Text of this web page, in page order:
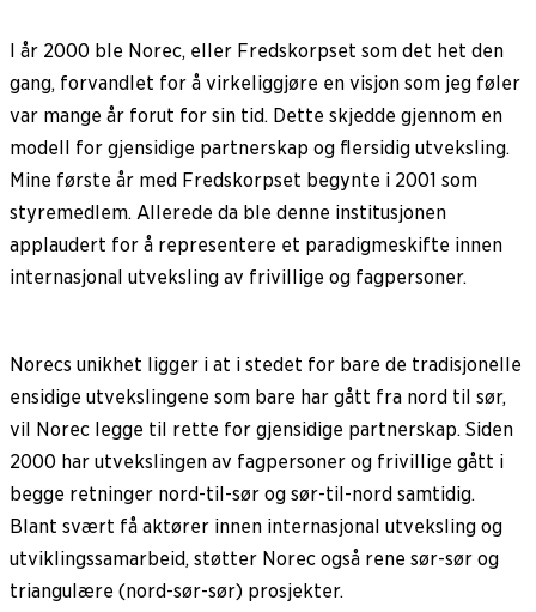
I år 2000 ble Norec, eller Fredskorpset som det het den
gang, forvandlet for å virkeliggjøre en visjon som jeg føler
var mange år forut for sin tid. Dette skjedde gjennom en
modell for gjensidige partnerskap og flersidig utveksling.
Mine første år med Fredskorpset begynte i 2001 som
styremedlem. Allerede da ble denne institusjonen
applaudert for å representere et paradigmeskifte innen
internasjonal utveksling av frivillige og fagpersoner.
Norecs unikhet ligger i at i stedet for bare de tradisjonelle
ensidige utvekslingene som bare har gått fra nord til sør,
vil Norec legge til rette for gjensidige partnerskap. Siden
2000 har utvekslingen av fagpersoner og frivillige gått i
begge retninger nord-til-sør og sør-til-nord samtidig.
Blant svært få aktører innen internasjonal utveksling og
utviklingssamarbeid, støtter Norec også rene sør-sør og
triangulære (nord-sør-sør) prosjekter.